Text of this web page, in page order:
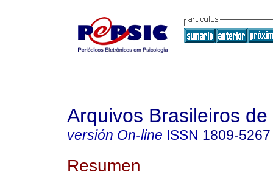
Arquivos Brasileiros
versión On-line ISSN 1809-5267
Resumen